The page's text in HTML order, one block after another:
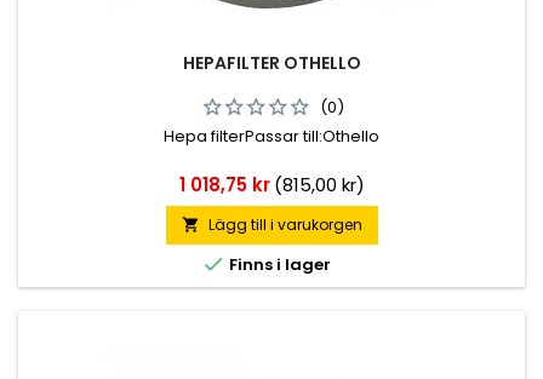
HEPAFILTER OTHELLO
(0)
Hepa filterPassar till:Othello
Pris
1 018,75 kr (815,00 kr)
 Lägg till i varukorgen
 Finns i lager